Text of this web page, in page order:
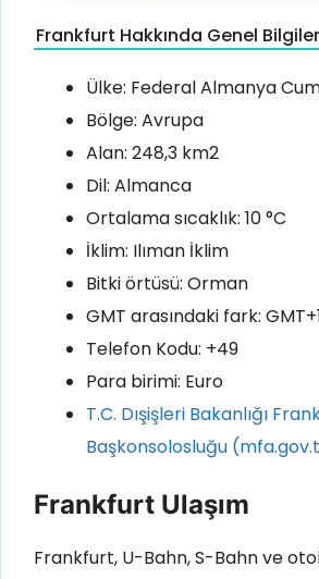
Frankfurt Hakkında Genel Bilgiler
Ülke: Federal Almanya
Bölge: Avrupa
Alan: 248,3 km2
Dil: Almanca
Ortalama sıcaklık: 10 °C
İklim: Ilıman İklim
Bitki örtüsü: Orman
GMT arasındaki fark:
Telefon Kodu: +49
Para birimi: Euro
T.C. Dışişleri Bakanlığı
Başkonsolosluğu
Frankfurt Ulaşım
Frankfurt, U-Bahn, S-Bahn ve